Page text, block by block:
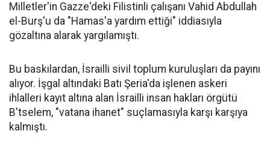
Milletler'in Gazze'deki Filistinli çalışanı Vahid Abdullah
el-Burş'u da "Hamas'a yardım ettiği" iddiasıyla
gözaltına alarak yargılamıştı.
Bu baskılardan, İsrailli sivil toplum kuruluşları da payını
alıyor. İşgal altındaki Batı Şeria'da işlenen askeri
ihlalleri kayıt altına alan İsrailli insan hakları örgütü
B'tselem, "vatana ihanet" suçlamasıyla karşı karşıya
kalmıştı.